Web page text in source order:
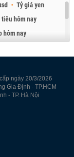
Tỷ giá yen
tiêu hôm nay
hôm nay
ngày 20/3/2026
Gia Định - TP.HCM
- TP. Hà Nội